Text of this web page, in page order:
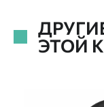
ЭТОЙ